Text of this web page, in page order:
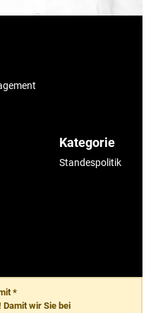
Kategorie
Standespolitik
*
Damit wir Sie bei